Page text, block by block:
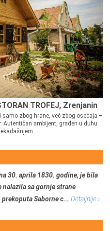
TROFEJ, Zrenjanin
zbog hrane, već zbog osećaja –
Autentičan ambijent, građen u duhu
30. aprila 1830. godine, je bila
nalazila sa gornje strane
Saborne c... Detaljnije ›